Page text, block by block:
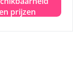
prijzen